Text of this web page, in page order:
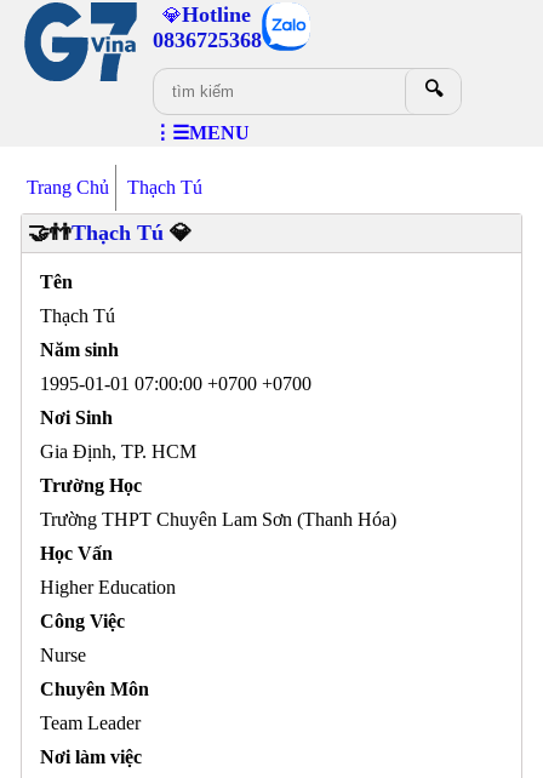
💎Hotline
0836725368
🔍
⋮☰MENU
Trang Chủ Thạch Tú
🤝👬Thạch Tú💎
Tên
Thạch Tú
Năm sinh
1995-01-01 07:00:00 +0700 +0700
Nơi Sinh
Gia Định, TP. HCM
Trường Học
Trường THPT Chuyên Lam Sơn (Thanh Hóa)
Học Vấn
Higher Education
Công Việc
Nurse
Chuyên Môn
Team Leader
Nơi làm việc